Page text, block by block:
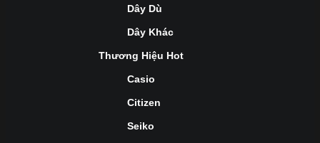
Dây Dù
Dây Khác
Thương Hiệu Hot
Casio
Citizen
Seiko